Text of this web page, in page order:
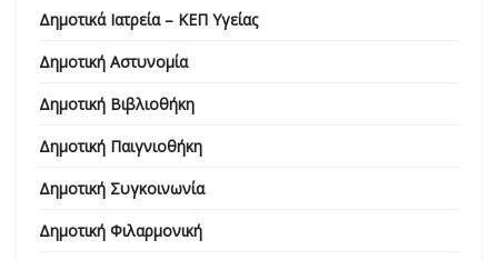
Δημοτικά Ιατρεία – ΚΕΠ Υγείας
Δημοτική Αστυνομία
Δημοτική Βιβλιοθήκη
Δημοτική Παιγνιοθήκη
Δημοτική Συγκοινωνία
Δημοτική Φιλαρμονική